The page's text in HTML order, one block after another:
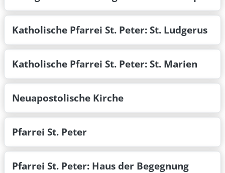
Katholische Pfarrei St. Peter: St. Ludgerus
Katholische Pfarrei St. Peter: St. Marien
Neuapostolische Kirche
Pfarrei St. Peter
Pfarrei St. Peter: Haus der Begegnung